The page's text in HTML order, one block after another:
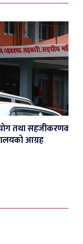
स्थानीय तहलाई